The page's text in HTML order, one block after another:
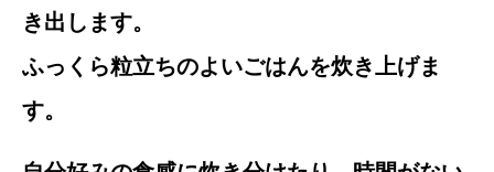
き出します。
ふっくら粒立ちのよいごはんを炊き上げま
す。